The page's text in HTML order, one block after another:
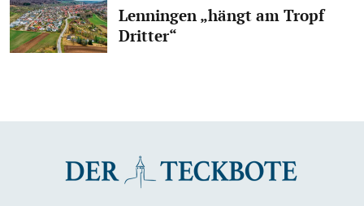
Lenningen „hängt am Tropf
Dritter“